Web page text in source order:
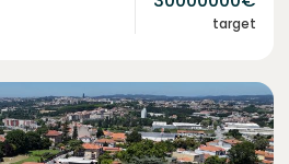
target